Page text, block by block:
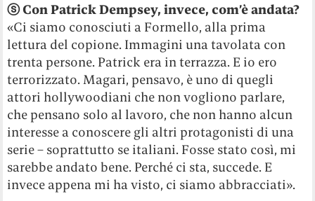
ⓢCon Patrick Dempsey, invece, com’è andata?
«Ci siamo conosciuti a Formello, alla prima
lettura del copione. Immagini una tavolata con
trenta persone. Patrick era in terrazza. E io ero
terrorizzato. Magari, pensavo, è uno di quegli
attori hollywoodiani che non vogliono parlare,
che pensano solo al lavoro, che non hanno alcun
interesse a conoscere gli altri protagonisti di una
serie – soprattutto se italiani. Fosse stato così, mi
sarebbe andato bene. Perché ci sta, succede. E
invece appena mi ha visto, ci siamo abbracciati».